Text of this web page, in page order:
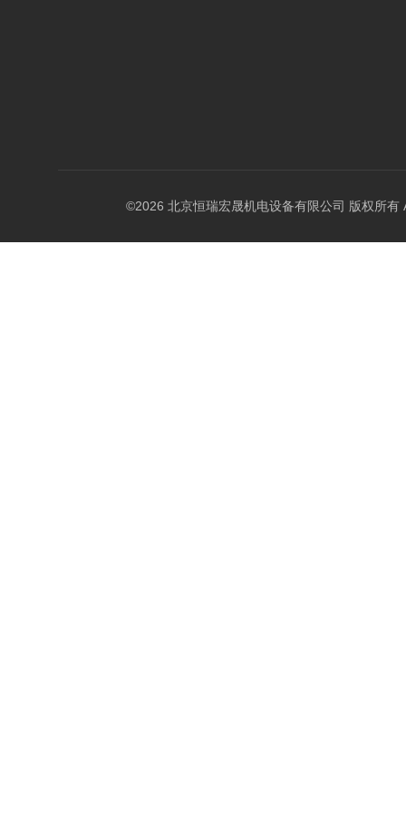
©2026 北京恒瑞宏晟机电设备有限公司 版权所有